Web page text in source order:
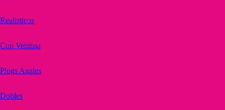
Realisticos
Con Ventosa
Plugs Anales
Dobles